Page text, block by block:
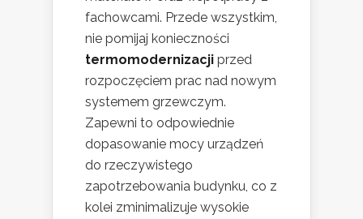
fachowcami. Przede wszystkim,
nie pomijaj konieczności
termomodernizacji przed
rozpoczęciem prac nad nowym
systemem grzewczym.
Zapewni to odpowiednie
dopasowanie mocy urządzeń
do rzeczywistego
zapotrzebowania budynku, co z
kolei zminimalizuje wysokie